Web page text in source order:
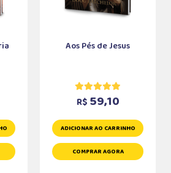
Aos Pés de Jesus
R$ 59,10
ADICIONAR AO CARRINHO
COMPRAR AGORA